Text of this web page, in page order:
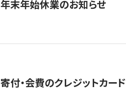
年末年始休業のお知らせ
寄付・会費のクレジットカー